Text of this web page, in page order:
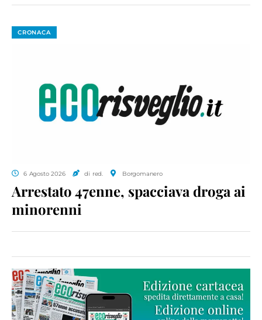
CRONACA
6 Agosto 2026 di red. Borgomanero
Arrestato 47enne, spacciava droga ai
minorenni